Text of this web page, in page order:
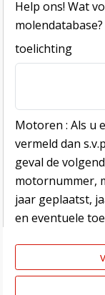
Help ons! Wat
toelichting
Motoren : Als u
vermeld dan
geval de
motornummer,
jaar geplaatst,
en eventuele